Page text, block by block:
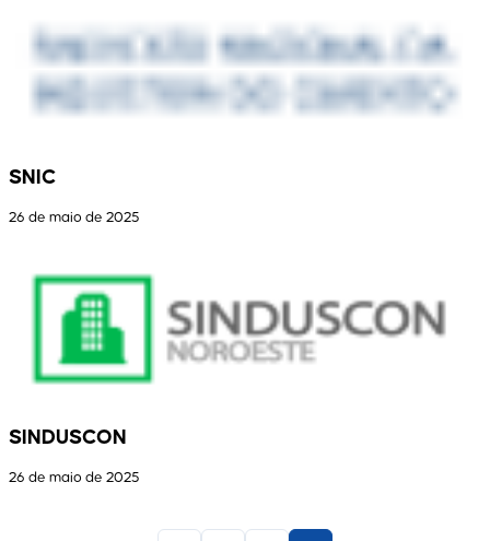
SNIC
26 de maio de 2025
SINDUSCON
26 de maio de 2025